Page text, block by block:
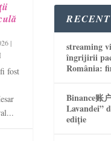
|
fost
streaming
îngrijirii
România:
Binance账
Lavandei”
ediție